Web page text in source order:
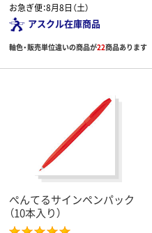
お急ぎ便：8月8日（土）
アスクル在庫商品
軸色・販売単位違いの商品が22商品あります
ぺんてるサインペンパック
（10本入り）